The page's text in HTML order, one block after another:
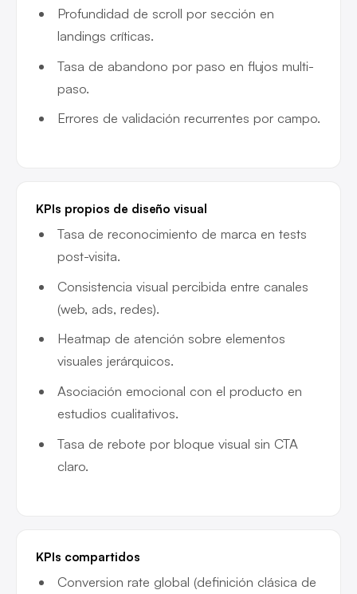
Profundidad de scroll por sección en
landings críticas.
Tasa de abandono por paso en flujos multi-
paso.
Errores de validación recurrentes por campo.
KPIs propios de diseño visual
Tasa de reconocimiento de marca en tests
post-visita.
Consistencia visual percibida entre canales
(web, ads, redes).
Heatmap de atención sobre elementos
visuales jerárquicos.
Asociación emocional con el producto en
estudios cualitativos.
Tasa de rebote por bloque visual sin CTA
claro.
KPIs compartidos
Conversion rate global (definición clásica de